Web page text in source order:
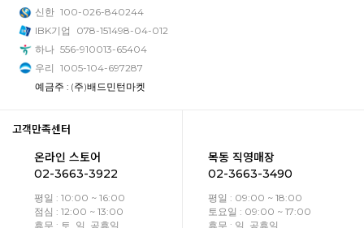
신한 100-026-840244
IBK기업
078-151498-04-012
하나 556-910013-65404
우리 1005-104-697287
예금주 : (주)배드민턴마켓
고객만족센터
온라인 스토어
02-3663-3922
평일 : 10:00 ~ 16:00
점심 : 12:00 ~ 13:00
휴무 : 토, 일, 공휴일
목동 직영매장
02-3663-3490
평일 : 09:00 ~ 18:00
토요일 : 09:00 ~ 17:00
휴무 : 일, 공휴일